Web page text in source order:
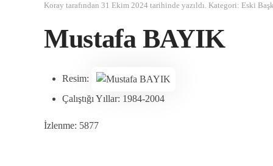
Koray tarafından 31 Ekim 2024 tarihinde yazıldı. Kategori: Eski
Mustafa BAYIK
Resim:
Çalıştığı Yıllar: 1984-2004
İzlenme: 5877